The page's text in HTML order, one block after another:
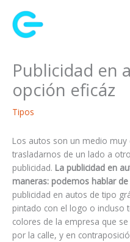
contenido
Publicidad en
opción eficáz
Tipos
Los autos son un medio muy
trasladarnos de un lado a
publicidad. La publicidad en
maneras: podemos hablar
publicidad en autos de tipo
pintado con el logo o incluso
colores de la empresa que
por la calle, y en